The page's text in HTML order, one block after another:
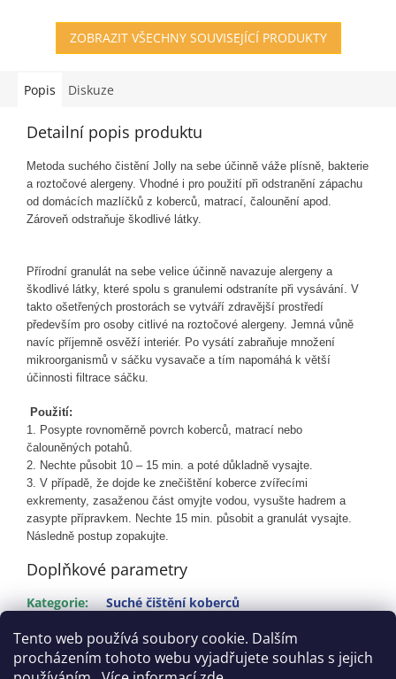
Tento web používá soubory cookie. Dalším
procházením tohoto webu vyjadřujete souhlas s jejich
ZOBRAZIT VŠECHNY SOUVISEJÍCÍ PRODUKTY
Popis Diskuze
Detailní popis produktu
Metoda suchého čistění Jolly na sebe účinně váže plísně, bakterie
a roztočové alergeny. Vhodné i pro použití při odstranění zápachu
od domácích mazlíčků z koberců, matrací, čalounění apod.
Zároveň odstraňuje škodlivé látky.
Přírodní granulát na sebe velice účinně navazuje alergeny a
škodlivé látky, které spolu s granulemi odstraníte při vysávání. V
takto ošetřených prostorách se vytváří zdravější prostředí
především pro osoby citlivé na roztočové alergeny. Jemná vůně
navíc příjemně osvěží interiér. Po vysátí zabraňuje množení
mikroorganismů v sáčku vysavače a tím napomáhá k větší
účinnosti filtrace sáčku.
Použití:
1. Posypte rovnoměrně povrch koberců, matrací nebo
čalouněných potahů.
2. Nechte působit 10 – 15 min. a poté důkladně vysajte.
3. V případě, že dojde ke znečištění koberce zvířecími
exkrementy, zasaženou část omyjte vodou, vysušte hadrem a
zasypte přípravkem. Nechte 15 min. působit a granulát vysajte.
Následně postup zopakujte.
Doplňkové parametry
Kategorie:
Suché čištění koberců